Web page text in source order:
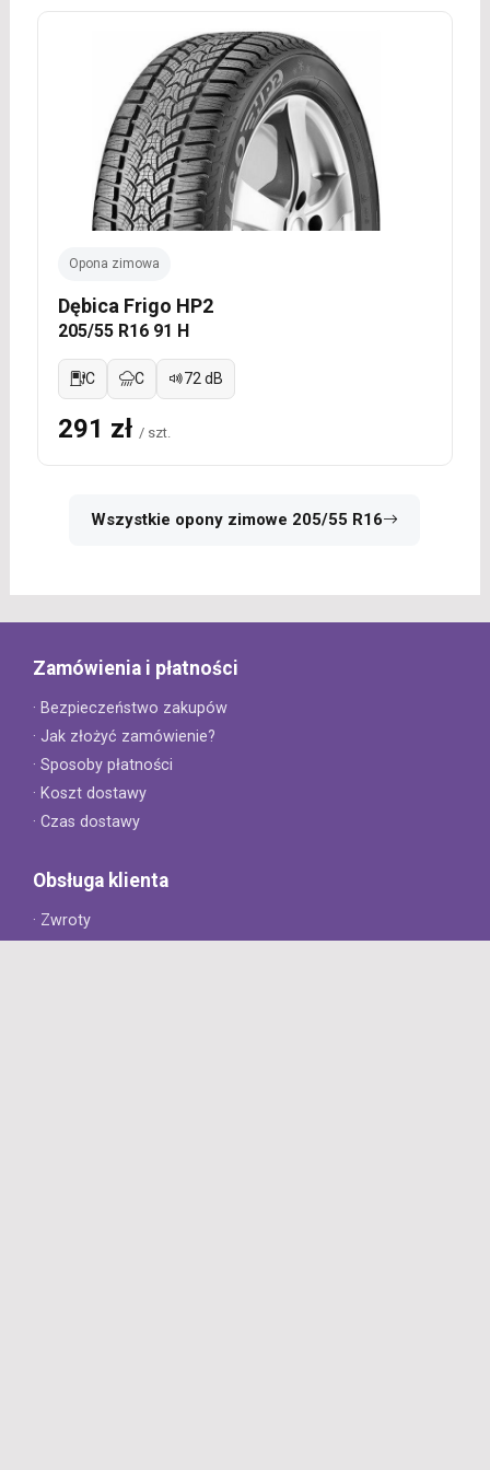
Opona zimowa
Dębica Frigo HP2
205/55 R16 91 H
C C 72 dB
291 zł / szt.
Wszystkie opony zimowe 205/55 R16
Zamówienia i płatności
· Bezpieczeństwo zakupów
· Jak złożyć zamówienie?
· Sposoby płatności
· Koszt dostawy
· Czas dostawy
Obsługa klienta
· Zwroty